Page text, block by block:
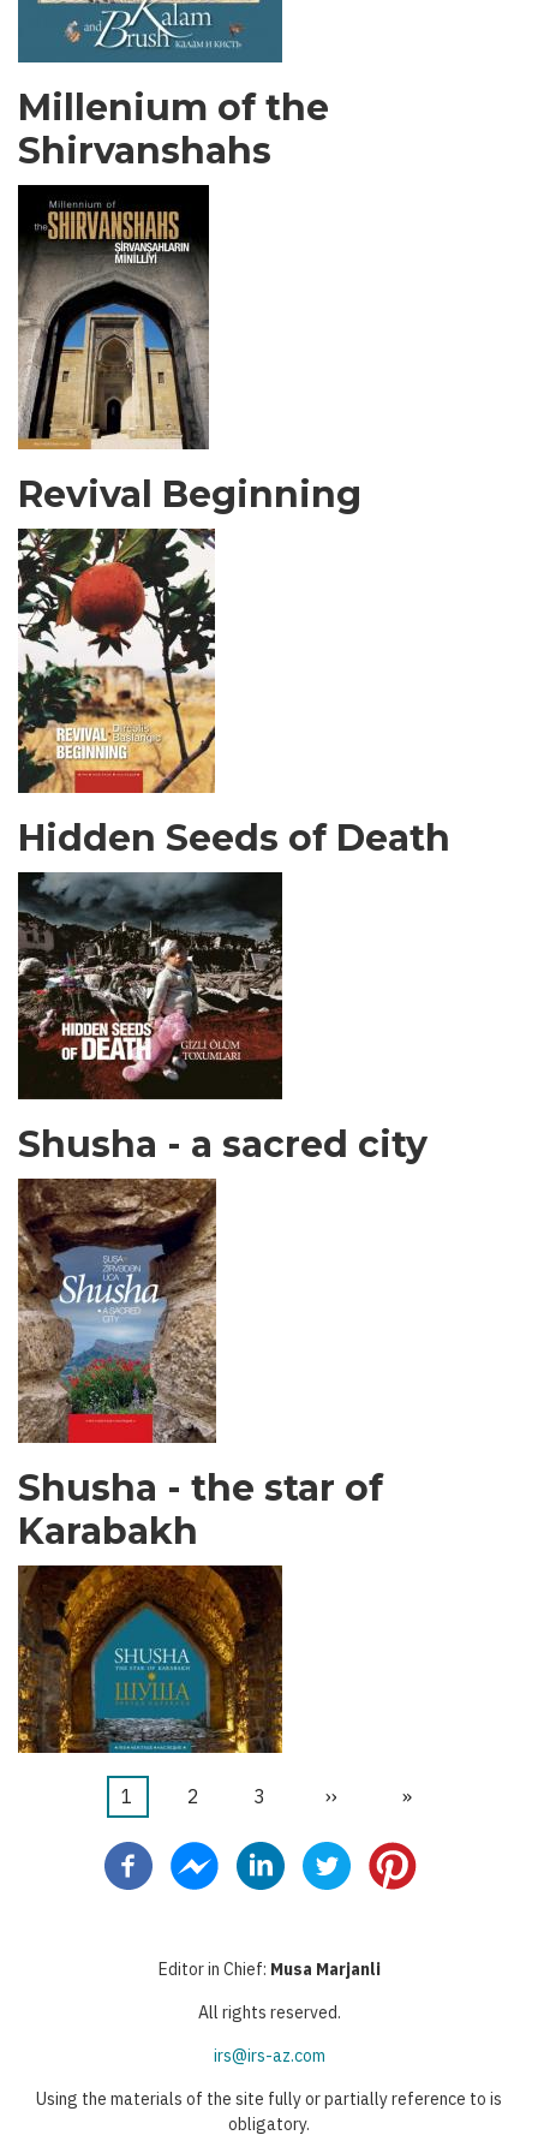
Millenium of the
Shirvanshahs
Revival Beginning
Hidden Seeds of Death
Shusha - a sacred city
Shusha - the star of
Karabakh
Paginación
Página
1 Página
2 Página
3
Siguiente
››
Última
»
Editor in Chief: Musa Marjanli
All rights reserved.
irs@irs-az.com
Using the materials of the site fully or partially reference to is
obligatory.